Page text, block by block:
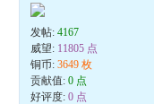
发帖:4167
威望: 11805 点
铜币:3649 枚
贡献值:0 点
好评度:0 点